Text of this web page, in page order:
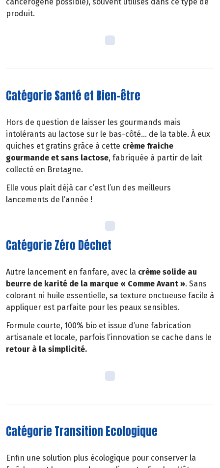
produit.
Catégorie Santé et Bien-être
Hors de question de laisser les gourmands mais
intolérants au lactose sur le bas-côté… de la table. À eux
quiches et gratins grâce à cette crème fraiche
gourmande et sans lactose, fabriquée à partir de lait
collecté en Bretagne.
Elle vous plait déjà car c’est l’un des meilleurs
lancements de l’année !
Catégorie Zéro Déchet
Autre lancement en fanfare, avec la crème solide au
beurre de karité de la marque « Comme Avant ». Sans
colorant ni huile essentielle, sa texture onctueuse facile à
appliquer est parfaite pour les peaux sensibles.
Formule courte, 100% bio et issue d’une fabrication
artisanale et locale, parfois l’innovation se cache dans le
retour à la simplicité.
Catégorie Transition Ecologique
Enfin une solution plus écologique pour conserver la